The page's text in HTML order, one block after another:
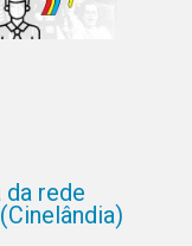
rede